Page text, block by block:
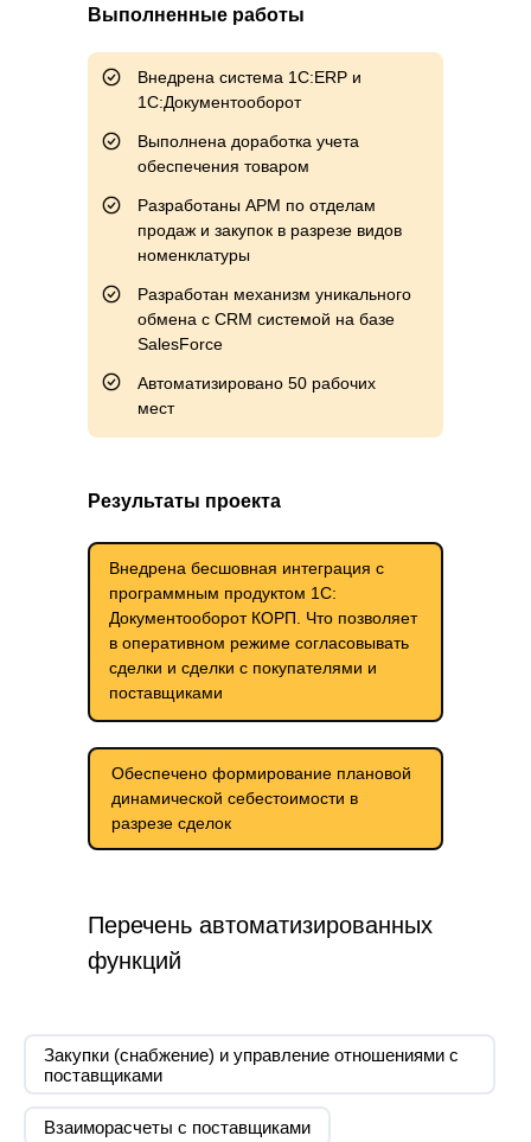
Внедрена система 1С:ERP и
1С:Документооборот
Выполнена доработка учета
обеспечения товаром
Разработаны АРМ по отделам
продаж и закупок в разрезе видов
номенклатуры
Выполненные работы
Разработан механизм уникального
обмена с CRM системой на базе
SalesForce
Автоматизировано 50 рабочих
мест
Внедрена бесшовная интеграция с
программным продуктом 1С:
Документооборот КОРП. Что позволяет
в оперативном режиме согласовывать
сделки и сделки с покупателями и
поставщиками
Обеспечено формирование плановой
динамической себестоимости в
разрезе сделок
Результаты проекта
Перечень автоматизированных
функций
Закупки (снабжение) и управление отношениями с
поставщиками
Взаиморасчеты с поставщиками